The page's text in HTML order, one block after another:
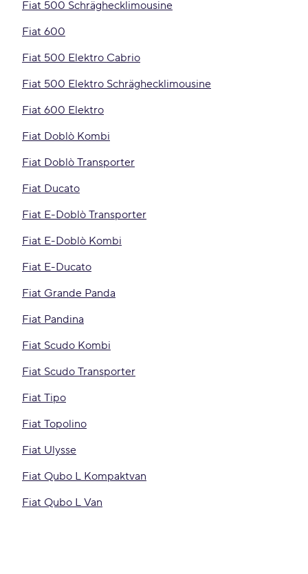
Fiat 500 Schräghecklimousine
Fiat 600
Fiat 500 Elektro Cabrio
Fiat 500 Elektro Schräghecklimousine
Fiat 600 Elektro
Fiat Doblò Kombi
Fiat Doblò Transporter
Fiat Ducato
Fiat E-Doblò Transporter
Fiat E-Doblò Kombi
Fiat E-Ducato
Fiat Grande Panda
Fiat Pandina
Fiat Scudo Kombi
Fiat Scudo Transporter
Fiat Tipo
Fiat Topolino
Fiat Ulysse
Fiat Qubo L Kompaktvan
Fiat Qubo L Van